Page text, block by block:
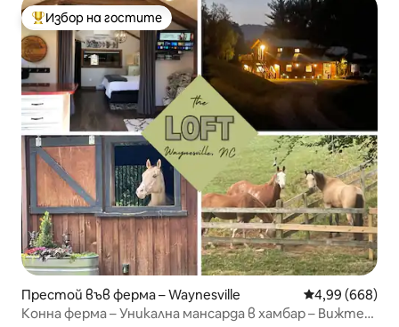
Най-популярен избор на гостите
Избор на гостите
Престой във ферма – Waynesville Средна
4,99 (668)
Конна ферма – Уникална мансарда в хамбар – Вижте